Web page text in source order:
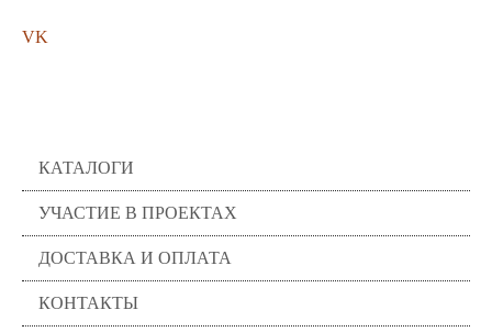
VK
КАТАЛОГИ
УЧАСТИЕ В ПРОЕКТАХ
ДОСТАВКА И ОПЛАТА
КОНТАКТЫ